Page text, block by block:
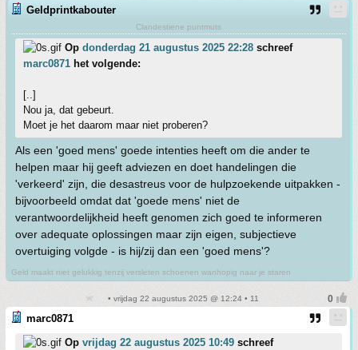
Geldprintkabouter
Clandestiene puntmuts
Op donderdag 21 augustus 2025 22:28 schreef
marc0871 het volgende:
[..]
Nou ja, dat gebeurt.
Moet je het daarom maar niet proberen?
Als een 'goed mens' goede intenties heeft om die ander te
helpen maar hij geeft adviezen en doet handelingen die
'verkeerd' zijn, die desastreus voor de hulpzoekende uitpakken -
bijvoorbeeld omdat dat 'goede mens' niet de
verantwoordelijkheid heeft genomen zich goed te informeren
over adequate oplossingen maar zijn eigen, subjectieve
overtuiging volgde - is hij/zij dan een 'goed mens'?
Geld maakt niet gelukkig tenzij versleten schoenen wanhopig naar je staren
• vrijdag 22 augustus 2025 @ 12:24 • 11
marc0871
Op vrijdag 22 augustus 2025 10:49 schreef